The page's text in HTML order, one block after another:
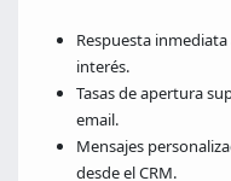
Respuesta
interés.
Tasas de apertura
email.
Mensajes
desde el CRM.